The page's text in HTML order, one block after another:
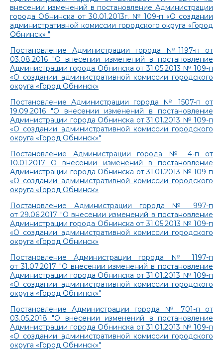
внесении изменений в постановление Администрации
города Обнинска от 30.01.2013г. № 109-п «О создании
административной комиссии городского округа «Город
Обнинск» "
Постановление Администрации города №1197-п от
03.08.2016 "О внесении изменений в постановление
Администрации города Обнинска от 31.05.2013 № 109-п
«О создании административной комиссии городского
округа «Город Обнинск»
Постановление Администрации города № 1507-п от
19.09.2016 "О внесении изменений в постановление
Администрации города Обнинска от 31.01.2013 № 109-п
«О создании административной комиссии городского
округа «Город Обнинск»"
Постановление Администрации города № 4-п от
10.01.2017 О внесении изменений в постановление
Администрации города Обнинска от 31.01.2013 № 109-п
«О создании административной комиссии городского
округа «Город Обнинск»
Постановление Администрации города № 997-п
от 29.06.2017 "О внесении изменений в постановление
Администрации города Обнинска от 31.05.2013 № 109-п
«О создании административной комиссии городского
округа «Город Обнинск»
Постановление Администрации города № 1197-п
от 31.07.2017 "О внесении изменений в постановление
Администрации города Обнинска от 31.01.2013 № 109-п
«О создании административной комиссии городского
округа «Город Обнинск»"
Постановление Администрации города № 701-п от
03.05.2018 "О внесении изменений в постановление
Администрации города Обнинска от 31.01.2013 № 109-п
«О создании административной комиссии городского
округа «Город Обнинск»"